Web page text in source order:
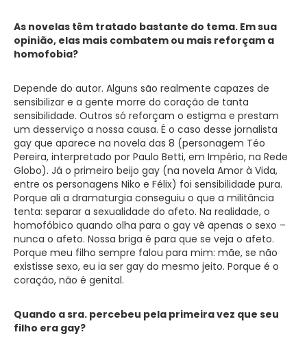
As novelas têm tratado bastante do tema. Em sua
opinião, elas mais combatem ou mais reforçam a
homofobia?
Depende do autor. Alguns são realmente capazes de
sensibilizar e a gente morre do coração de tanta
sensibilidade. Outros só reforçam o estigma e prestam
um desserviço a nossa causa. É o caso desse jornalista
gay que aparece na novela das 8 (personagem Téo
Pereira, interpretado por Paulo Betti, em Império, na Rede
Globo). Já o primeiro beijo gay (na novela Amor à Vida,
entre os personagens Niko e Félix) foi sensibilidade pura.
Porque ali a dramaturgia conseguiu o que a militância
tenta: separar a sexualidade do afeto. Na realidade, o
homofóbico quando olha para o gay vê apenas o sexo –
nunca o afeto. Nossa briga é para que se veja o afeto.
Porque meu filho sempre falou para mim: mãe, se não
existisse sexo, eu ia ser gay do mesmo jeito. Porque é o
coração, não é genital.
Quando a sra. percebeu pela primeira vez que seu
filho era gay?